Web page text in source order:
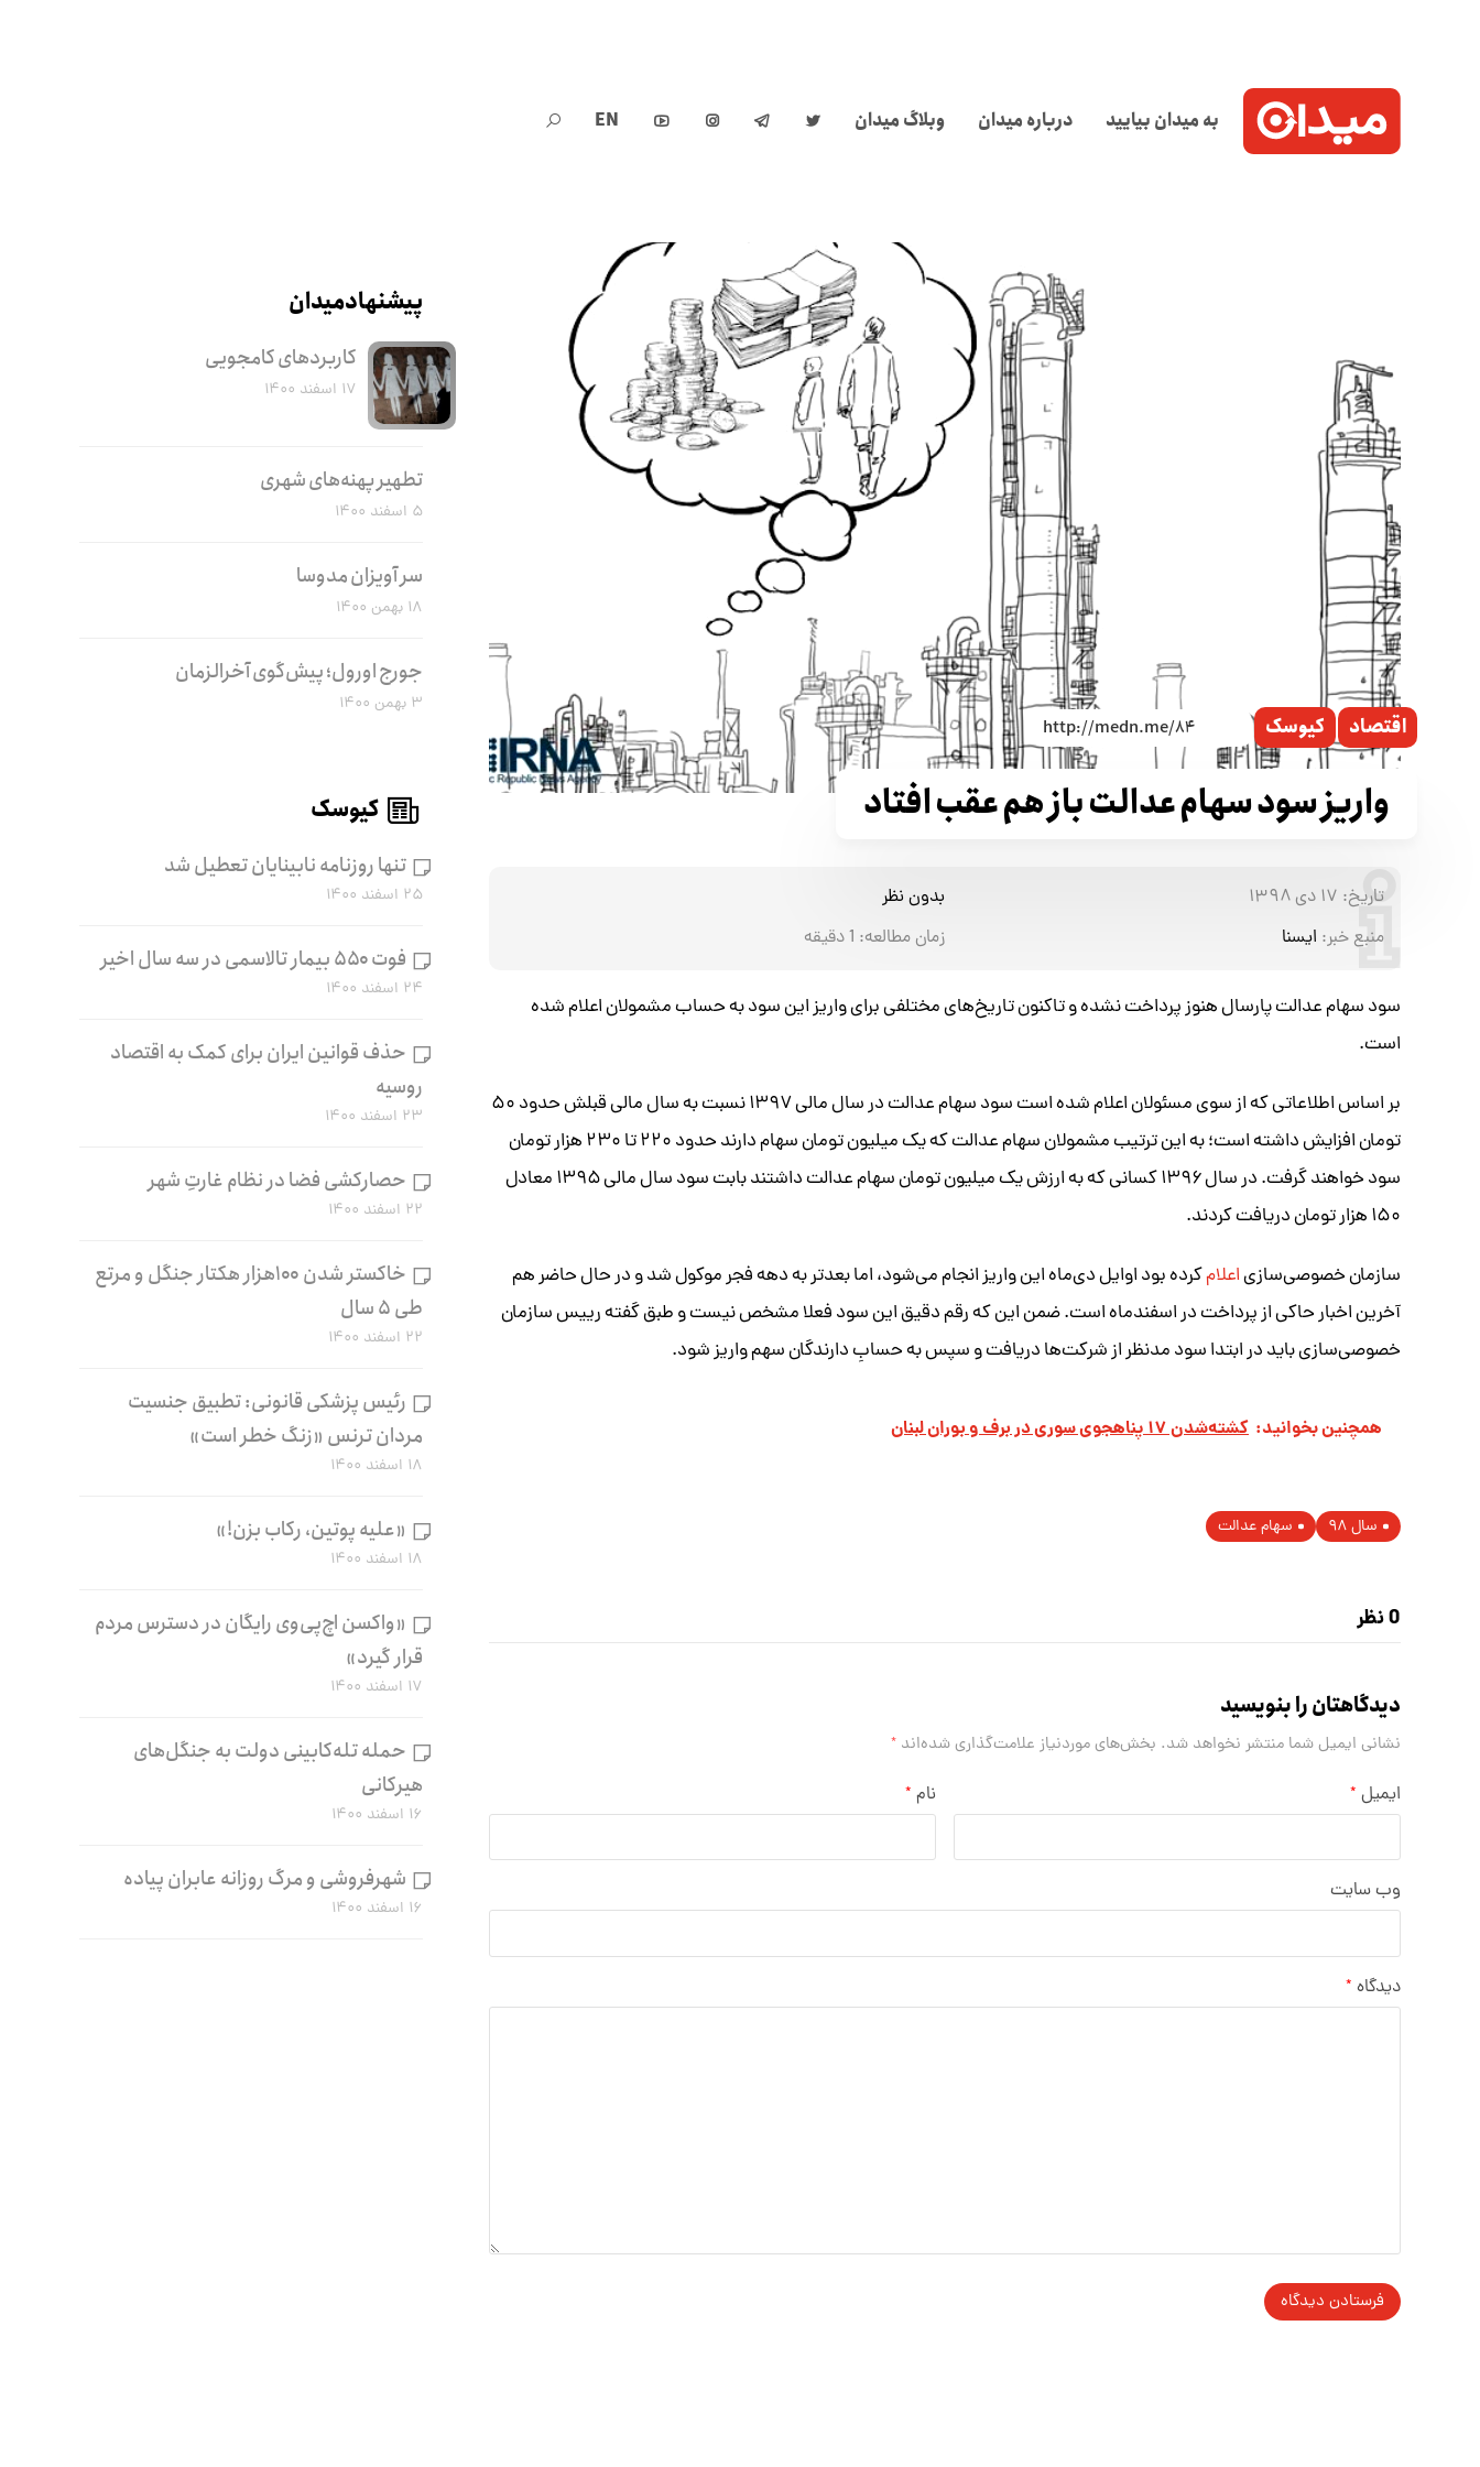
به میدان بیایید درباره میدان وبلاگ میدان 



EN

اقتصاد کیوسک
واریز سود سهام عدالت باز هم عقب افتاد
تاریخ: ۱۷ دی ۱۳۹۸
بدون نظر
منبع خبر: ایسنا زمان مطالعه: 1دقیقه
سود سهام عدالت پارسال هنوز پرداخت نشده و تاکنون تاریخ‌های مختلفی برای واریز این سود به حساب مشمولان اعلام شده
است.
بر اساس اطلاعاتی که از سوی مسئولان اعلام شده است سود سهام عدالت در سال مالی ۱۳۹۷ نسبت به سال مالی قبلش حدود ۵۰
تومان افزایش داشته است؛ به این ترتیب مشمولان سهام عدالت که یک میلیون تومان سهام دارند حدود ۲۲۰ تا ۲۳۰ هزار تومان
سود خواهند گرفت. در سال ۱۳۹۶ کسانی که به ارزش یک میلیون تومان سهام عدالت داشتند بابت سود سال مالی ۱۳۹۵ معادل
۱۵۰ هزار تومان دریافت کردند.
سازمان خصوصی‌سازیاعلامکرده بود اوایل دی‌ماه این واریز انجام می‌شود، اما بعدتر به دهه فجر موکول شد و در حال حاضر هم
آخرین اخبار حاکی از پرداخت در اسفندماه است. ضمن این که رقم دقیق این سود فعلا مشخص نیست و طبق گفته رییس سازمان
خصوصی‌سازی باید در ابتدا سود مدنظر از شرکت‌ها دریافت و سپس به حسابِ دارندگان سهم واریز شود.
همچنین بخوانید: کشته‌شدن ۱۷ پناهجوی سوری در برف و بوران لبنان
سال ۹۸ سهام عدالت
0 نظر
دیدگاهتان را بنویسید
نشانی ایمیل شما منتشر نخواهد شد. بخش‌های موردنیاز علامت‌گذاری شده‌اند *
نام * ایمیل *
وب‌ سایت
دیدگاه *
پیشنهاد میدان
کاربرد‌های کامجویی
۱۷ اسفند ۱۴۰۰
تطهیر پهنه‌های شهری
۵ اسفند ۱۴۰۰
سر آویزان مدوسا
۱۸ بهمن ۱۴۰۰
جورج اورول؛ پیش‌گوی آخرالزمان
۳ بهمن ۱۴۰۰
کیوسک
تنها روزنامه نابینایان تعطیل شد
۲۵ اسفند ۱۴۰۰
فوت ۵۵۰ بیمار تالاسمی در سه سال اخیر
۲۴ اسفند ۱۴۰۰
حذف قوانین ایران برای کمک به اقتصاد
روسیه
۲۳ اسفند ۱۴۰۰
حصارکشی فضا در نظام غارتِ شهر
۲۲ اسفند ۱۴۰۰
خاکستر شدن ۱۰۰هزار هکتار جنگل و مرتع
طی ۵ سال
۲۲ اسفند ۱۴۰۰
رئیس پزشکی قانونی: تطبیق جنسیت
مردان ترنس «زنگ خطر است»
۱۸ اسفند ۱۴۰۰
«علیه پوتین، رکاب بزن!»
۱۸ اسفند ۱۴۰۰
«واکسن اچ‌پی‌وی رایگان در دسترس مردم
قرار گیرد»
۱۷ اسفند ۱۴۰۰
حمله تله‌کابینی دولت به جنگل‌های
هیرکانی
۱۶ اسفند ۱۴۰۰
شهرفروشی و مرگ روزانه عابران پیاده
۱۶ اسفند ۱۴۰۰